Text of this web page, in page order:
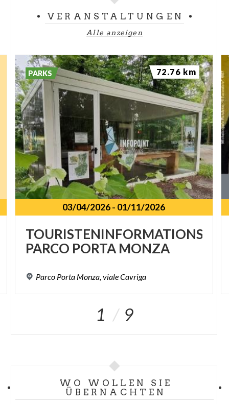
VERANSTALTUNGEN
Alle anzeigen
03/04/2026- 01/11/2026
PARCO PORTA MONZA
Parco Porta Monza,vialeCavriga
PARKS 72.76 km
1 9
WO WOLLEN SIE
ÜBERNACHTEN